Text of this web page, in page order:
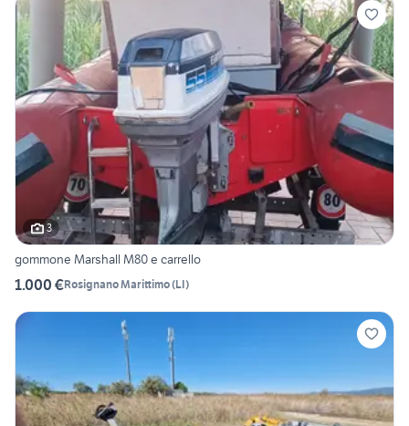
3
gommone Marshall M80 e carrello
1.000 €Rosignano Marittimo(LI)